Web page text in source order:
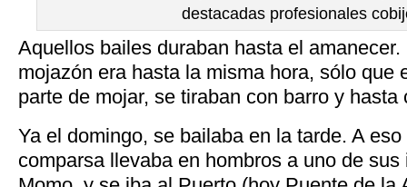
destacadas profesionales
Aquellos bailes duraban hasta el
mojazón era hasta la misma hora, sólo que
parte de mojar, se tiraban con barro y
Ya el domingo, se bailaba en la tarde. A
comparsa llevaba en hombros a uno de